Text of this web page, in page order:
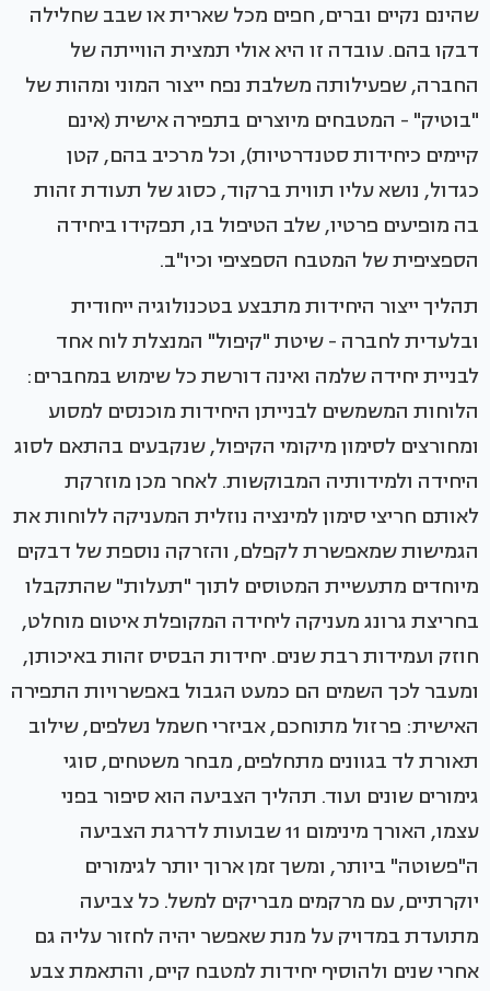
שהינם נקיים וברים, חפים מכל שארית או שבב שחלילה
דבקו בהם. עובדה זו היא אולי תמצית הווייתה של
החברה, שפעילותה משלבת נפח ייצור המוני ומהות של
"בוטיק" - המטבחים מיוצרים בתפירה אישית (אינם
קיימים כיחידות סטנדרטיות), וכל מרכיב בהם, קטן
כגדול, נושא עליו תווית ברקוד, כסוג של תעודת זהות
בה מופיעים פרטיו, שלב הטיפול בו, תפקידו ביחידה
הספציפית של המטבח הספציפי וכיו"ב.
תהליך ייצור היחידות מתבצע בטכנולוגיה ייחודית
ובלעדית לחברה - שיטת "קיפול" המנצלת לוח אחד
לבניית יחידה שלמה ואינה דורשת כל שימוש במחברים:
הלוחות המשמשים לבנייתן היחידות מוכנסים למסוע
ומחורצים לסימון מיקומי הקיפול, שנקבעים בהתאם לסוג
היחידה ולמידותיה המבוקשות. לאחר מכן מוזרקת
לאותם חריצי סימון למינציה נוזלית המעניקה ללוחות את
הגמישות שמאפשרת לקפלם, והזרקה נוספת של דבקים
מיוחדים מתעשיית המטוסים לתוך "תעלות" שהתקבלו
בחריצת גרונג מעניקה ליחידה המקופלת איטום מוחלט,
חוזק ועמידות רבת שנים. יחידות הבסיס זהות באיכותן,
ומעבר לכך השמים הם כמעט הגבול באפשרויות התפירה
האישית: פרזול מתוחכם, אביזרי חשמל נשלפים, שילוב
תאורת לד בגוונים מתחלפים, מבחר משטחים, סוגי
גימורים שונים ועוד. תהליך הצביעה הוא סיפור בפני
עצמו, האורך מינימום 11 שבועות לדרגת הצביעה
ה"פשוטה" ביותר, ומשך זמן ארוך יותר לגימורים
יוקרתיים, עם מרקמים מבריקים למשל. כל צביעה
מתועדת במדויק על מנת שאפשר יהיה לחזור עליה גם
אחרי שנים ולהוסיף יחידות למטבח קיים, והתאמת צבע